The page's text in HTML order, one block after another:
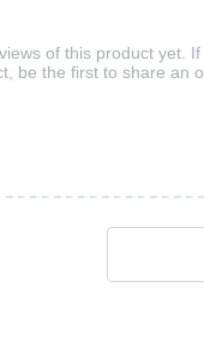
of this product yet.
be the first to share an